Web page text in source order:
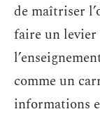
de maîtriser
faire un
comme un
informations